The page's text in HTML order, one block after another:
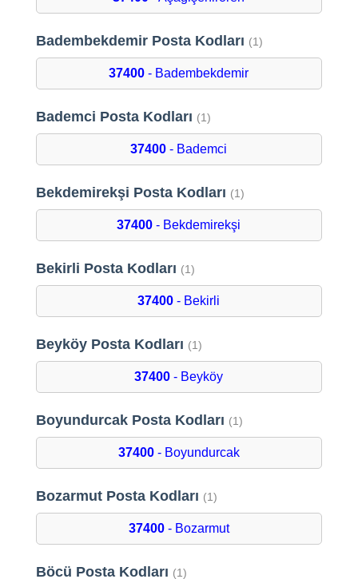
Badembekdemir Posta Kodları (1)
37400 - Badembekdemir
Bademci Posta Kodları (1)
37400 - Bademci
Bekdemirekşi Posta Kodları (1)
37400 - Bekdemirekşi
Bekirli Posta Kodları (1)
37400 - Bekirli
Beyköy Posta Kodları (1)
37400 - Beyköy
Boyundurcak Posta Kodları (1)
37400- Boyundurcak
Bozarmut Posta Kodları (1)
37400- Bozarmut
Böcü Posta Kodları (1)